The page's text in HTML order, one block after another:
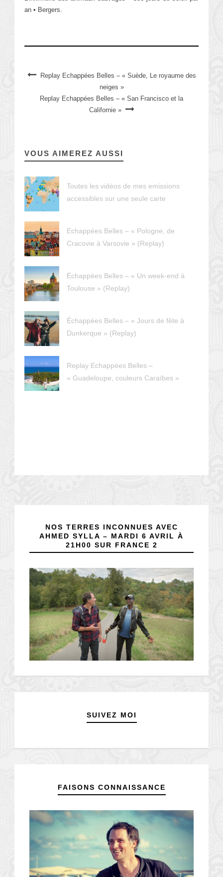
an • Bergers.
Replay Echappées Belles – « Suède, Le royaume des
neiges »
Replay Echappées Belles – « San Francisco et la
Californie »
VOUS AIMEREZ AUSSI
Toutes les vidéos de mes emissions
accessibles sur une seule carte
Echappées Belles – « Pologne, de
Cracovie à Varsovie » (Replay)
Échappées Belles – « Un week-end à
Toulouse » (Replay)
Échappées Belles – « Jours de fête à
Dunkerque » (Replay)
Replay Echappées Belles –
« Guadeloupe, couleurs Caraïbes »
NOS TERRES INCONNUES AVEC
AHMED SYLLA – MARDI 6 AVRIL À
21H00 SUR FRANCE 2
SUIVEZ MOI
FAISONS CONNAISSANCE